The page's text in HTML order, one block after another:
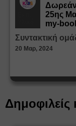
Δωρεάν
25ης
my-
Συντακτική
20 Μαρ, 2024
Δημοφιλείς